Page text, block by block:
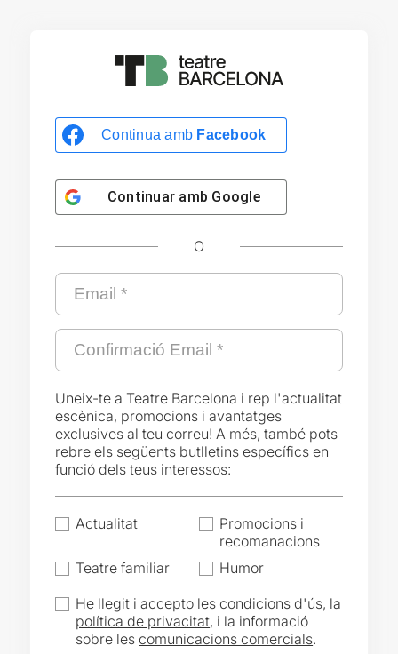
Continua amb Facebook
Continuar amb Google
O
Uneix-te a Teatre Barcelona i rep l'actualitat
escènica, promocions i avantatges
exclusives al teu correu! A més, també pots
rebre els següents butlletins específics en
funció dels teus interessos:
Actualitat
Promocions i
recomanacions
Teatre familiar
Humor
He llegit i accepto lescondicions d'ús, la
política de privacitat, i la informació
sobre lescomunicacions comercials.